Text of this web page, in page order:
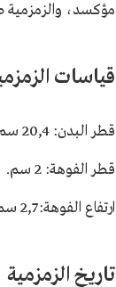
مؤكسد، والزمزمية
قياسات
قطر البدن: 20,4 سم.
قطر الفوهة: 2 سم.
ارتفاع الفوهة: 2,7 سم.
تاريخ الزمزمية